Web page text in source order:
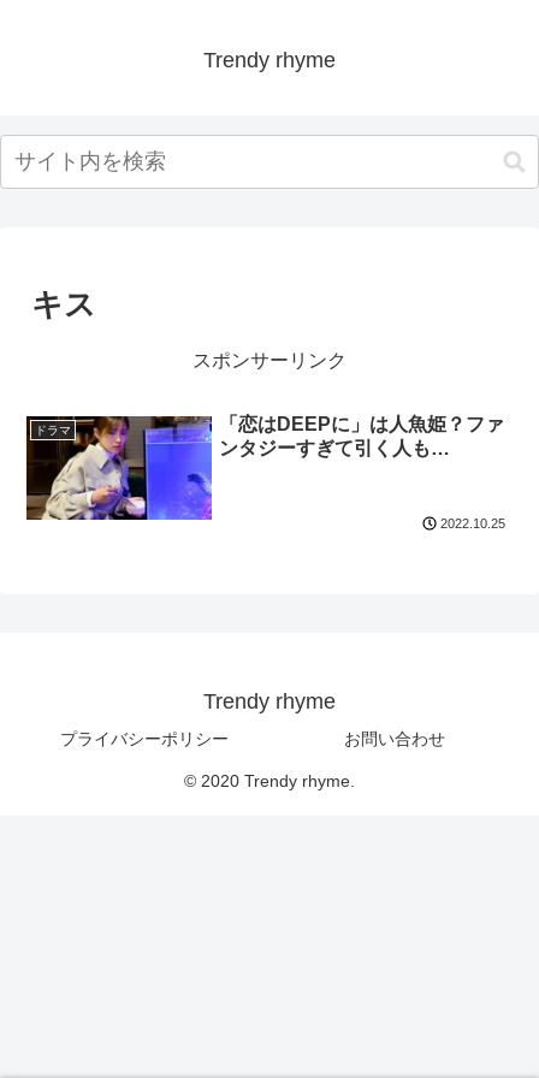
Trendy rhyme
キス
スポンサーリンク
ドラマ
「恋はDEEPに」は人魚姫？ファ
ンタジーすぎて引く人も…
2022.10.25
Trendy rhyme
プライバシーポリシー お問い合わせ
© 2020 Trendy rhyme.